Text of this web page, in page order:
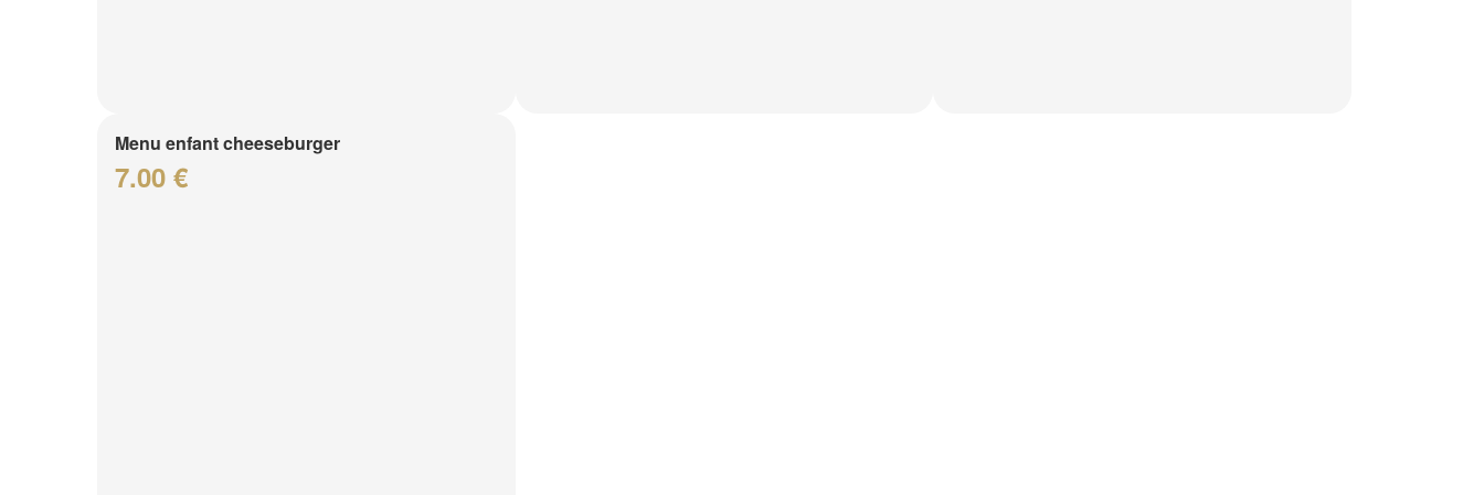
Menu enfant cheeseburger
7.00 €